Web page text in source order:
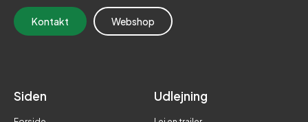
Kontakt Webshop
Siden Udlejning